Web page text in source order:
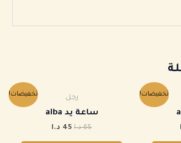
تخفيضات!
السعر
الحالي
هو:
تخفيضات! رجل
ساعة يد alba
65 د.ا
الأصلي
هو:
45 د.ا
السعر
الحالي
هو: